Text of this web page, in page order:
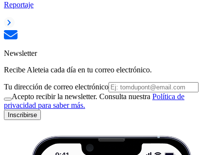
Reportaje
Newsletter
Recibe Aleteia cada día en tu correo electrónico.
Tu dirección de correo electrónico
Acepto recibir la newsletter. Consulta nuestra Política de
privacidad para saber más.
Inscribirse